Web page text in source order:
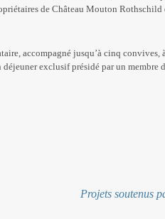
de Château Mouton Rothschild
accompagné jusqu’à cinq convives,
exclusif présidé par un membre
Projets soutenus